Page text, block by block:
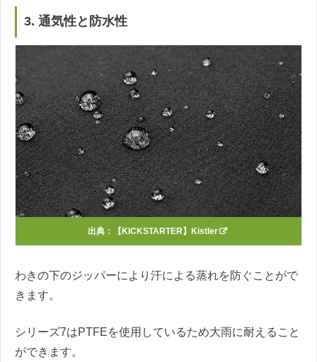
3. 通気性と防水性
出典： 【KICKSTARTER】Kistler
わきの下のジッパーにより汗による蒸れを防ぐことがで
きます。
シリーズ7はPTFEを使用しているため大雨に耐えること
ができます。